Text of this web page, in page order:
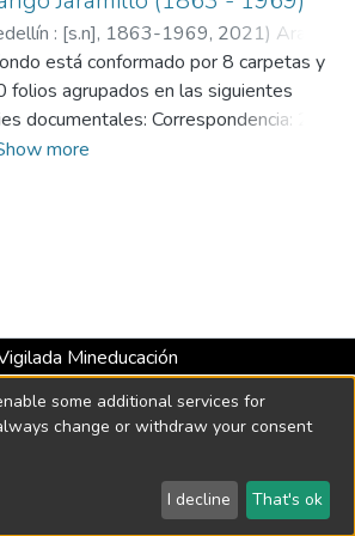
: [s.n], 1863-1969, 2021) Arango
Claudino, 1858-1949
está conformado por 8 carpetas y
folios agrupados en las siguientes
documentales: Correspondencia: 2
para un total de 143 folios -
more
Mineducación
Institucional hasta 2026 -
MEN 2158 de 2018
copyright © 2002-2026 LYRASIS
Send Feedback
some additional services for
change or withdraw your consent
I decline That's ok